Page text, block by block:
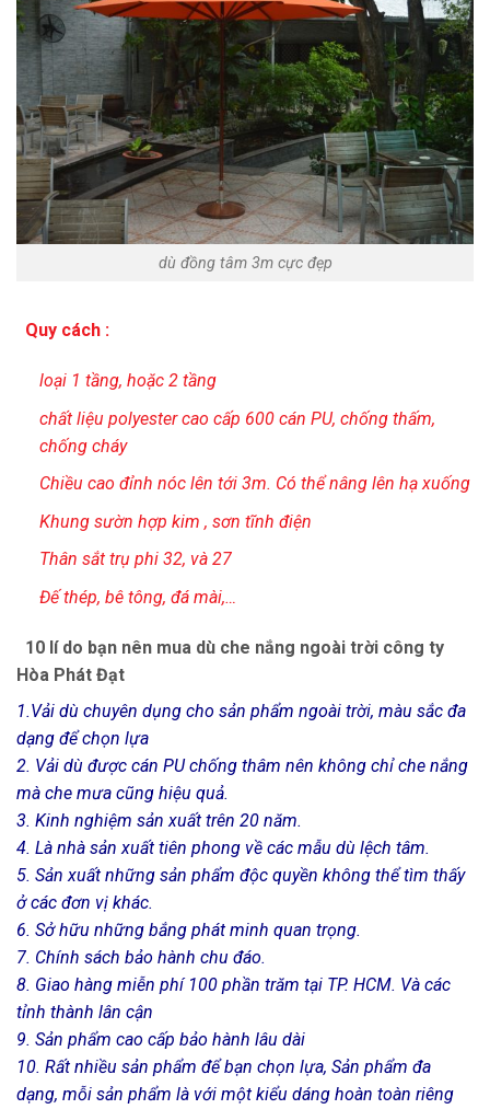
dù đồng tâm 3m cực đẹp
Quy cách :
loại 1 tầng, hoặc 2 tầng
chất liệu polyester cao cấp 600 cán PU, chống thấm,
chống cháy
Chiều cao đỉnh nóc lên tới 3m. Có thể nâng lên hạ xuống
Khung sườn hợp kim , sơn tĩnh điện
Thân sắt trụ phi 32, và 27
Đế thép, bê tông, đá mài,…
10 lí do bạn nên mua dù che nắng ngoài trời công ty
Hòa Phát Đạt
1.Vải dù chuyên dụng cho sản phẩm ngoài trời, màu sắc đa
dạng để chọn lựa
2. Vải dù được cán PU chống thâm nên không chỉ che nắng
mà che mưa cũng hiệu quả.
3. Kinh nghiệm sản xuất trên 20 năm.
4. Là nhà sản xuất tiên phong về các mẫu dù lệch tâm.
5. Sản xuất những sản phẩm độc quyền không thể tìm thấy
ở các đơn vị khác.
6. Sở hữu những bắng phát minh quan trọng.
7. Chính sách bảo hành chu đáo.
8. Giao hàng miễn phí 100 phần trăm tại TP. HCM. Và các
tỉnh thành lân cận
9. Sản phẩm cao cấp bảo hành lâu dài
10. Rất nhiều sản phẩm để bạn chọn lựa, Sản phẩm đa
dạng, mỗi sản phẩm là với một kiểu dáng hoàn toàn riêng